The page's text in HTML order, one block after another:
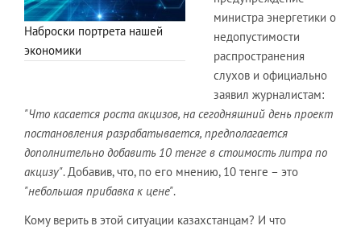
Наброски портрета нашей
экономики
министра энергетики о
недопустимости
распространения
слухов и официально
заявил журналистам:
"Что касается роста акцизов, на сегодняшний день проект
постановления разрабатывается, предполагается
дополнительно добавить 10 тенге в стоимость литра по
акцизу". Добавив, что, по его мнению, 10 тенге – это
"небольшая прибавка к цене".
Кому верить в этой ситуации казахстанцам? И что